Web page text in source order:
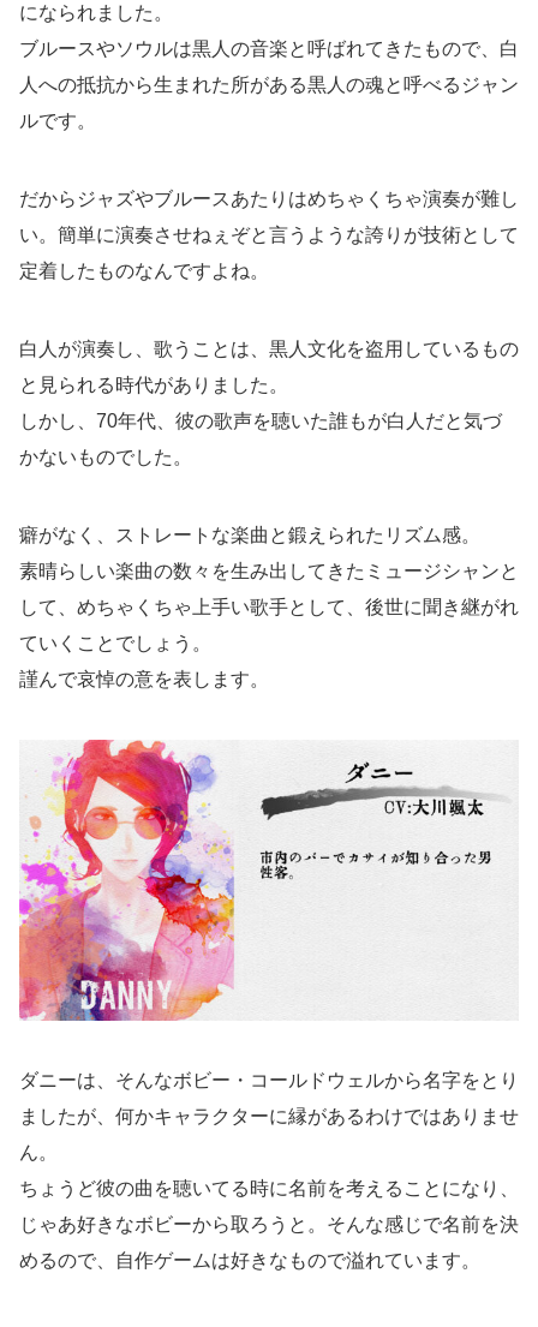
になられました。
ブルースやソウルは黒人の音楽と呼ばれてきたもので、白
人への抵抗から生まれた所がある黒人の魂と呼べるジャン
ルです。
だからジャズやブルースあたりはめちゃくちゃ演奏が難し
い。簡単に演奏させねぇぞと言うような誇りが技術として
定着したものなんですよね。
白人が演奏し、歌うことは、黒人文化を盗用しているもの
と見られる時代がありました。
しかし、70年代、彼の歌声を聴いた誰もが白人だと気づ
かないものでした。
癖がなく、ストレートな楽曲と鍛えられたリズム感。
素晴らしい楽曲の数々を生み出してきたミュージシャンと
して、めちゃくちゃ上手い歌手として、後世に聞き継がれ
ていくことでしょう。
謹んで哀悼の意を表します。
ダニーは、そんなボビー・コールドウェルから名字をとり
ましたが、何かキャラクターに縁があるわけではありませ
ん。
ちょうど彼の曲を聴いてる時に名前を考えることになり、
じゃあ好きなボビーから取ろうと。そんな感じで名前を決
めるので、自作ゲームは好きなもので溢れています。